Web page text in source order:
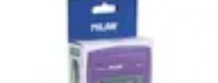
OrganisationFournitures
Bureau
Top Fournitures